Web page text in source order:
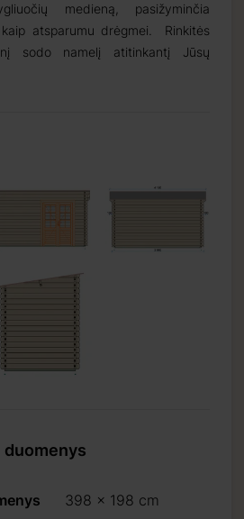
medieną, pasižyminčia
atsparumu drėgmei. Rinkitės
sodo namelį atitinkantį Jūsų
duomenys
398 x 198 cm